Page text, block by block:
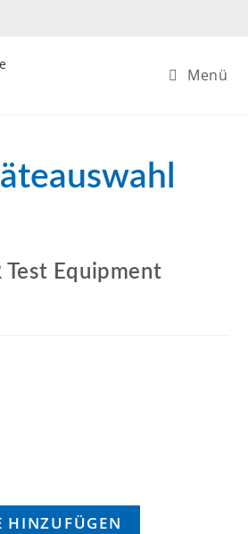
Menü
Test Equipment
HINZUFÜGEN